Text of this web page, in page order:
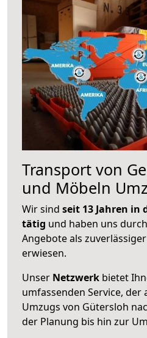
Transport von
und Möbeln
Wir sind seit 13 Jahren in
tätig und haben uns
Angebote als
erwiesen.
Unser Netzwerk bietet
umfassenden Service, der
Umzugs von Gütersloh
der Planung bis hin zur